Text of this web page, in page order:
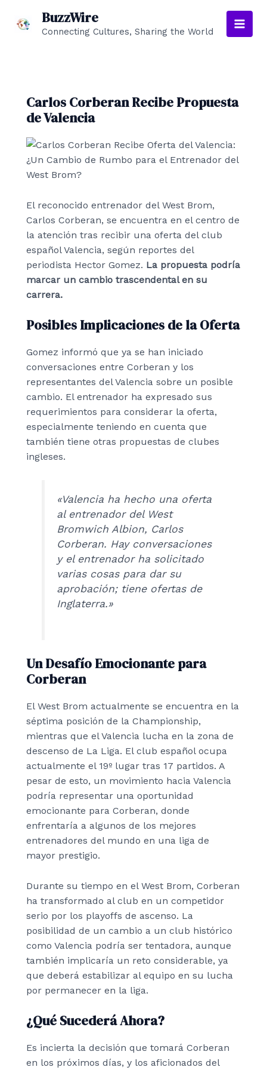
contenido
BuzzWire
Connecting Cultures, Sharing the World
Main
Carlos Corberan Recibe Propuesta
de Valencia
El reconocido entrenador del West Brom,
Carlos Corberan, se encuentra en el centro de
la atención tras recibir una oferta del club
español Valencia, según reportes del
periodista Hector Gomez. La propuesta podría
marcar un cambio trascendental en su
carrera.
Posibles Implicaciones de la Oferta
Gomez informó que ya se han iniciado
conversaciones entre Corberan y los
representantes del Valencia sobre un posible
cambio. El entrenador ha expresado sus
requerimientos para considerar la oferta,
especialmente teniendo en cuenta que
también tiene otras propuestas de clubes
ingleses.
«Valencia ha hecho una oferta
al entrenador del West
Bromwich Albion, Carlos
Corberan. Hay conversaciones
y el entrenador ha solicitado
varias cosas para dar su
aprobación; tiene ofertas de
Inglaterra.»
Un Desafío Emocionante para
Corberan
El West Brom actualmente se encuentra en la
séptima posición de la Championship,
mientras que el Valencia lucha en la zona de
descenso de La Liga. El club español ocupa
actualmente el 19º lugar tras 17 partidos. A
pesar de esto, un movimiento hacia Valencia
podría representar una oportunidad
emocionante para Corberan, donde
enfrentaría a algunos de los mejores
entrenadores del mundo en una liga de
mayor prestigio.
Durante su tiempo en el West Brom, Corberan
ha transformado al club en un competidor
serio por los playoffs de ascenso. La
posibilidad de un cambio a un club histórico
como Valencia podría ser tentadora, aunque
también implicaría un reto considerable, ya
que deberá estabilizar al equipo en su lucha
por permanecer en la liga.
¿Qué Sucederá Ahora?
Es incierta la decisión que tomará Corberan
en los próximos días, y los aficionados del